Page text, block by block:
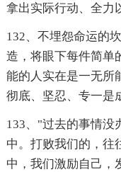
拿出实际行动、全力
132、不埋怨命运的
造，将眼下每件简单
能的人实在是一无所
彻底、坚忍、专一是
133、"过去的事情没
中。打败我们的，往
中，我们激励自己，